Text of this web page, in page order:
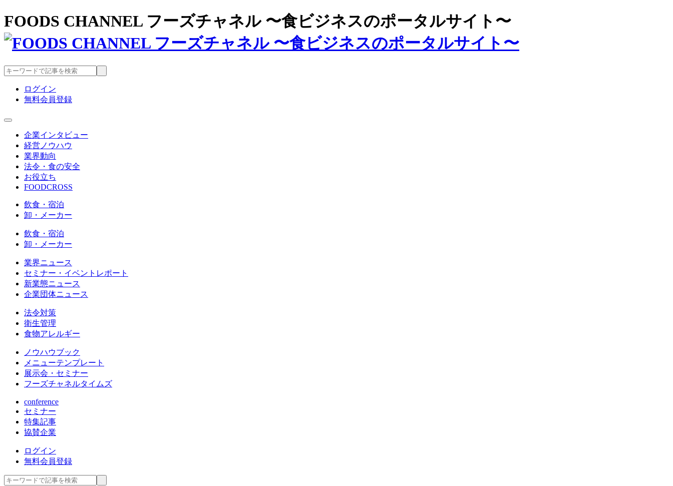
FOODS CHANNEL フーズチャネル 〜食ビジネスのポータルサイト〜
ログイン
無料会員登録
企業インタビュー
経営ノウハウ
業界動向
法令・食の安全
お役立ち
FOODCROSS
飲食・宿泊
卸・メーカー
飲食・宿泊
卸・メーカー
業界ニュース
セミナー・イベントレポート
新業態ニュース
企業団体ニュース
法令対策
衛生管理
食物アレルギー
ノウハウブック
メニューテンプレート
展示会・セミナー
フーズチャネルタイムズ
conference
セミナー
特集記事
協賛企業
ログイン
無料会員登録